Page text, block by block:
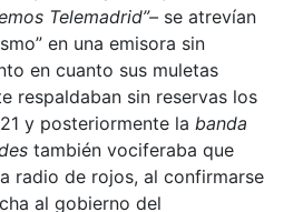
Telemadrid”– se atrevían
en una emisora sin
en cuanto sus muletas
respaldaban sin reservas los
y posteriormente la banda
también vociferaba que
radio de rojos, al confirmarse
al gobierno del